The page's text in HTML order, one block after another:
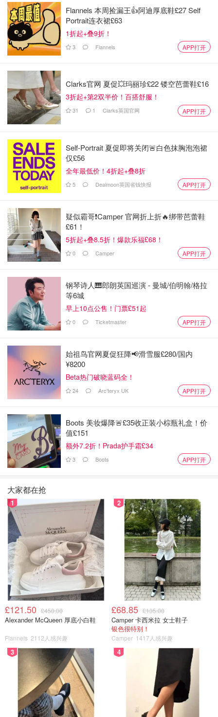
4️⃣锅中倒入多一点的油，放入芋头炒至到硬生脆皮，盛出备
用，这样等下煮浆的时候就不会融化。
6️⃣把芋头倒回锅中后调味，加入盐、白砂糖、五香粉和鸡粉
翻拌均匀，加入400克水，煮到水开后关火。
Flannels 本周捡漏王👍阿迪厚底鞋£27 Self
Portrait连衣裙£63
1折起+叠9折！
3 Flannels APP打开
Clarks官网 夏促💥玛丽珍£22 镂空芭蕾鞋£16
3折起+第2双半价！百搭舒服！
31 1 Clarks英国官网 APP打开
Self-Portrait 夏促即将关闭🚨白色抹胸泡泡裙
仅£56
全年最低价！4折起+叠8折
5 Dealmoon英国省钱快报 APP打开
疑似霸哥❗️Camper 官网折上折🔥绑带芭蕾鞋
£61！
5折起+叠8.5折！爆款乐福£68！
0 Camper APP打开
钢琴诗人🎹郎朗英国巡演 - 曼城/伯明翰/格拉
等6城
早上10点公售！门票£51起
0 Ticketmaster APP打开
始祖鸟官网夏促狂降📢滑雪服£280/国内
¥8200
Beta热门破晓蓝码全！
24 Arc'teryx UK APP打开
Boots 美妆爆降🚨£35收正装小棕瓶礼盒！价
值£151
额外7.2折！Prada护手霜£34
3 Boots APP打开
大家都在抢
1
£121.50 £450.00
Alexander McQueen 厚底小白鞋
Flannels 2112人感兴趣
2
£68.85 £135.00
Camper 卡西米拉 女士鞋子
银色很特别！
Camper 1417人感兴趣
3 4